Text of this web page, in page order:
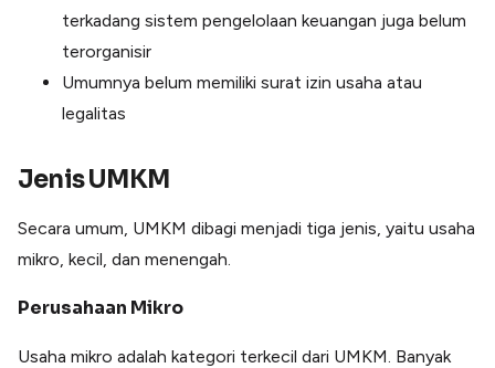
terkadang sistem pengelolaan keuangan juga belum
terorganisir
Umumnya belum memiliki surat izin usaha atau
legalitas
Jenis UMKM
Secara umum, UMKM dibagi menjadi tiga jenis, yaitu usaha
mikro, kecil, dan menengah.
Perusahaan Mikro
Usaha mikro adalah kategori terkecil dari UMKM. Banyak